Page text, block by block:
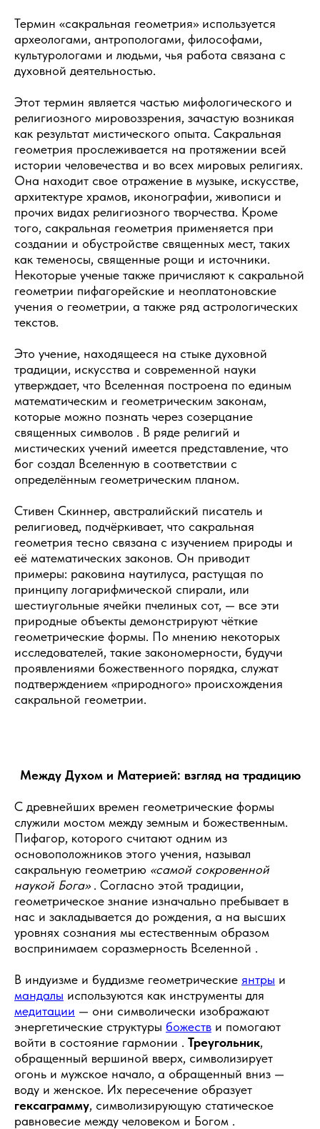
Термин «сакральная геометрия» используется
археологами, антропологами, философами,
культурологами и людьми, чья работа связана с
духовной деятельностью.
Этот термин является частью мифологического и
религиозного мировоззрения, зачастую возникая
как результат мистического опыта. Сакральная
геометрия прослеживается на протяжении всей
истории человечества и во всех мировых религиях.
Она находит свое отражение в музыке, искусстве,
архитектуре храмов, иконографии, живописи и
прочих видах религиозного творчества. Кроме
того, сакральная геометрия применяется при
создании и обустройстве священных мест, таких
как теменосы, священные рощи и источники.
Некоторые ученые также причисляют к сакральной
геометрии пифагорейские и неоплатоновские
учения о геометрии, а также ряд астрологических
текстов.
Это учение, находящееся на стыке духовной
традиции, искусства и современной науки
утверждает, что Вселенная построена по единым
математическим и геометрическим законам,
которые можно познать через созерцание
священных символов . В ряде религий и
мистических учений имеется представление, что
бог создал Вселенную в соответствии с
определённым геометрическим планом.
Стивен Скиннер, австралийский писатель и
религиовед, подчёркивает, что сакральная
геометрия тесно связана с изучением природы и
её математических законов. Он приводит
примеры: раковина наутилуса, растущая по
принципу логарифмической спирали, или
шестиугольные ячейки пчелиных сот, — все эти
природные объекты демонстрируют чёткие
геометрические формы. По мнению некоторых
исследователей, такие закономерности, будучи
проявлениями божественного порядка, служат
подтверждением «природного» происхождения
сакральной геометрии.
Между Духом и Материей: взгляд на традицию
С древнейших времен геометрические формы
служили мостом между земным и божественным.
Пифагор, которого считают одним из
основоположников этого учения, называл
сакральную геометрию «самой сокровенной
наукой Бога». Согласно этой традиции,
геометрическое знание изначально пребывает в
нас и закладывается до рождения, а на высших
уровнях сознания мы естественным образом
воспринимаем соразмерность Вселенной .
В индуизме и буддизме геометрические янтры и
мандалы используются как инструменты для
медитации — они символически изображают
энергетические структуры божеств и помогают
войти в состояние гармонии . Треугольник,
обращенный вершиной вверх, символизирует
огонь и мужское начало, а обращенный вниз —
воду и женское. Их пересечение образует
гексаграмму, символизирующую статическое
равновесие между человеком и Богом .